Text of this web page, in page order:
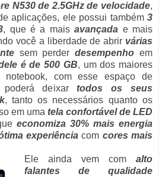
N530 de 2.5GHz de velocidade,
aplicações, ele possui também 3
, que é a maisavançada e mais
você a liberdade de abrir várias
sem perderdesempenhoem
é de 500 GB, um dos maiores
com esse espaço de
poderá deixartodos os seus
, tanto os necessários quanto os
em uma tela confortável de LED
economiza 30% mais energia
experiência com cores mais
Ele ainda vem com alto
falantes de qualidade